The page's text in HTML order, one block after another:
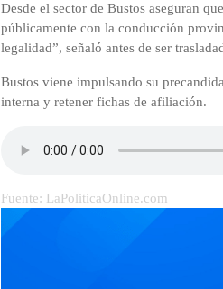
Desde el sector de Bustos aseguran
públicamente con la conducción
legalidad”, señaló antes de ser
Bustos viene impulsando su
interna y retener fichas de afiliación.
Fuente: LaPoliticaOnline.com